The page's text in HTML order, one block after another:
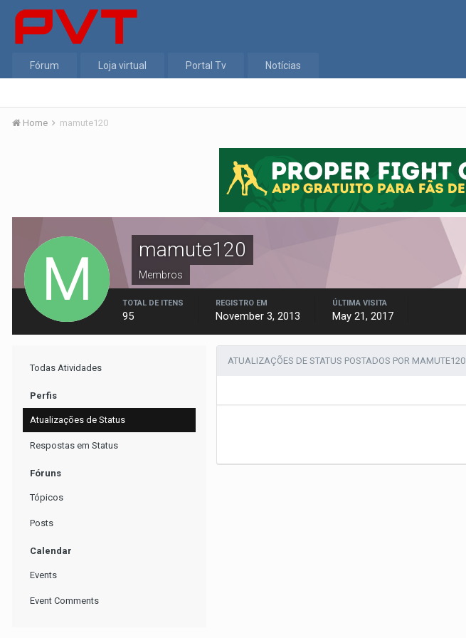
Fórum Loja virtual Portal Tv Notícias
Home mamute120
mamute120
Membros
TOTAL DE ITENS
95
REGISTRO EM
November 3, 2013
ÚLTIMA VISITA
May 21, 2017
Todas Atividades
Perfis
Atualizações de Status
Respostas em Status
Fóruns
Tópicos
Posts
Calendar
Events
Event Comments
ATUALIZAÇÕES DE STATUS POSTADOS POR MAMUTE120